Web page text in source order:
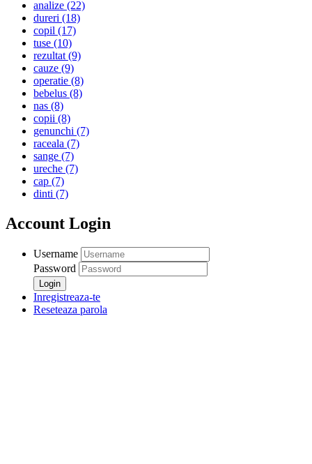
analize (22)
dureri (18)
copil (17)
tuse (10)
rezultat(9)
cauze (9)
operatie (8)
bebelus (8)
nas (8)
copii (8)
genunchi (7)
raceala (7)
sange (7)
ureche (7)
cap (7)
dinti (7)
Account Login
Username
Password
Inregistreaza-te
Reseteaza parola